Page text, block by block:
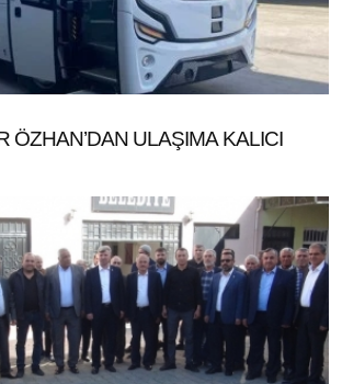
ÖZHAN’DAN ULAŞIMA KALICI